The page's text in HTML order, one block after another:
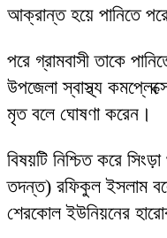
আক্রান্ত হয়ে পানিতে
পরে গ্রামবাসী তাকে
উপজেলা স্বাস্থ্য
মৃত বলে ঘোষণা করেন।
বিষয়টি নিশ্চিত করে
তদন্ত) রফিকুল ইসলাম
শেরকোল ইউনিয়নের